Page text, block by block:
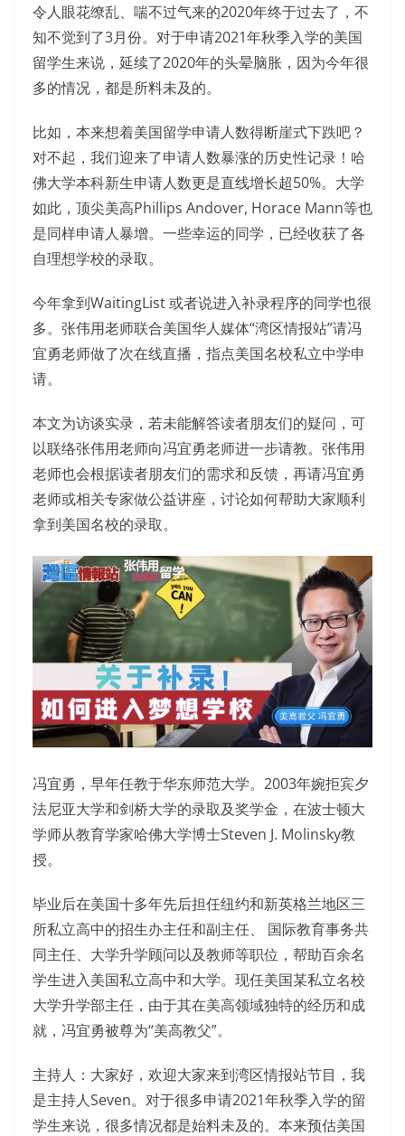
令人眼花缭乱、喘不过气来的2020年终于过去了，不
知不觉到了3月份。对于申请2021年秋季入学的美国
留学生来说，延续了2020年的头晕脑胀，因为今年很
多的情况，都是所料未及的。
比如，本来想着美国留学申请人数得断崖式下跌吧？
对不起，我们迎来了申请人数暴涨的历史性记录！哈
佛大学本科新生申请人数更是直线增长超50%。大学
如此，顶尖美高Phillips Andover, Horace Mann等也
是同样申请人暴增。一些幸运的同学，已经收获了各
自理想学校的录取。
今年拿到WaitingList 或者说进入补录程序的同学也很
多。张伟用老师联合美国华人媒体“湾区情报站”请冯
宜勇老师做了次在线直播，指点美国名校私立中学申
请。
本文为访谈实录，若未能解答读者朋友们的疑问，可
以联络张伟用老师向冯宜勇老师进一步请教。张伟用
老师也会根据读者朋友们的需求和反馈，再请冯宜勇
老师或相关专家做公益讲座，讨论如何帮助大家顺利
拿到美国名校的录取。
冯宜勇，早年任教于华东师范大学。2003年婉拒宾夕
法尼亚大学和剑桥大学的录取及奖学金，在波士顿大
学师从教育学家哈佛大学博士Steven J. Molinsky教
授。
毕业后在美国十多年先后担任纽约和新英格兰地区三
所私立高中的招生办主任和副主任、 国际教育事务共
同主任、大学升学顾问以及教师等职位，帮助百余名
学生进入美国私立高中和大学。现任美国某私立名校
大学升学部主任，由于其在美高领域独特的经历和成
就，冯宜勇被尊为“美高教父”。
主持人：大家好，欢迎大家来到湾区情报站节目，我
是主持人Seven。对于很多申请2021年秋季入学的留
学生来说，很多情况都是始料未及的。本来预估美国